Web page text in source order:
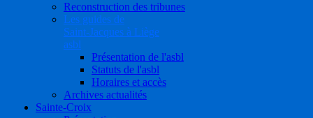
Reconstruction des tribunes
Les guides de
Saint-Jacques à Liège
asbl
Présentation de l'asbl
Statuts de l'asbl
Horaires et accès
Archives actualités
Sainte-Croix